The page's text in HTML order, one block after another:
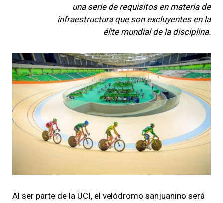
una serie de requisitos en materia de
infraestructura que son excluyentes en la
élite mundial de la disciplina.
Al ser parte de la UCI, el velódromo sanjuanino será